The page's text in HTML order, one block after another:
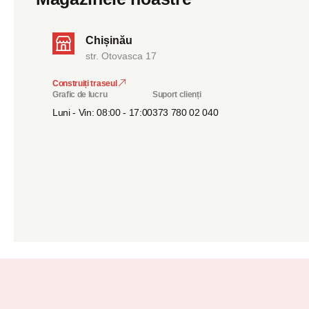
Chișinău
str. Otovasca 17
Construiți traseul
Grafic de lucru
Luni - Vin: 08:00 - 17:00
Suport clienți
373 780 02 040